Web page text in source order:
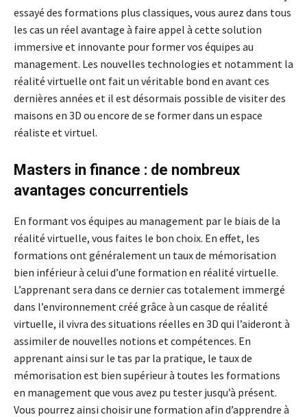
essayé des formations plus classiques, vous aurez dans tous
les cas un réel avantage à faire appel à cette solution
immersive et innovante pour former vos équipes au
management. Les nouvelles technologies et notamment la
réalité virtuelle ont fait un véritable bond en avant ces
dernières années et il est désormais possible de visiter des
maisons en 3D ou encore de se former dans un espace
réaliste et virtuel.
Masters in finance : de nombreux
avantages concurrentiels
En formant vos équipes au management par le biais de la
réalité virtuelle, vous faites le bon choix. En effet, les
formations ont généralement un taux de mémorisation
bien inférieur à celui d’une formation en réalité virtuelle.
L’apprenant sera dans ce dernier cas totalement immergé
dans l’environnement créé grâce à un casque de réalité
virtuelle, il vivra des situations réelles en 3D qui l’aideront à
assimiler de nouvelles notions et compétences. En
apprenant ainsi sur le tas par la pratique, le taux de
mémorisation est bien supérieur à toutes les formations
en management que vous avez pu tester jusqu’à présent.
Vous pourrez ainsi choisir une formation afin d’apprendre à